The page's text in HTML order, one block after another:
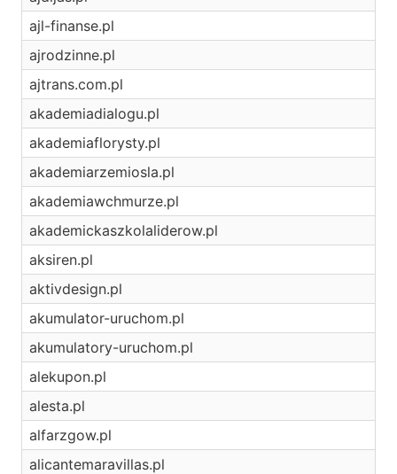
ajl-finanse.pl
ajrodzinne.pl
ajtrans.com.pl
akademiadialogu.pl
akademiaflorysty.pl
akademiarzemiosla.pl
akademiawchmurze.pl
akademickaszkolaliderow.pl
aksiren.pl
aktivdesign.pl
akumulator-uruchom.pl
akumulatory-uruchom.pl
alekupon.pl
alesta.pl
alfarzgow.pl
alicantemaravillas.pl